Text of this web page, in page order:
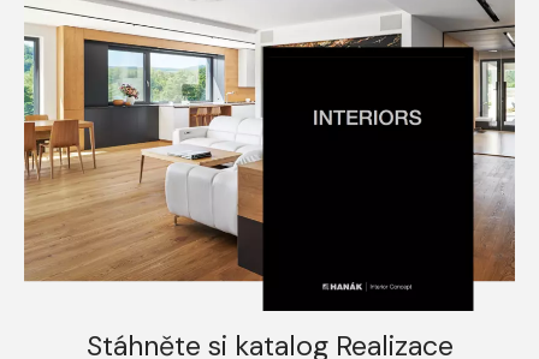
Stáhněte si katalog Realizace